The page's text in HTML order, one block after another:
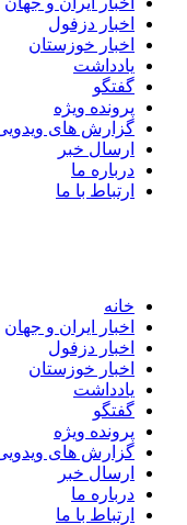
اخبار دزفول
اخبار خوزستان
یادداشت
گفتگو
پرونده ویژه
گزارش های ویدویی
ارسال خبر
درباره ما
ارتباط با ما
خانه
اخبار ایران و جهان
اخبار دزفول
اخبار خوزستان
یادداشت
گفتگو
پرونده ویژه
گزارش های ویدویی
ارسال خبر
درباره ما
ارتباط با ما